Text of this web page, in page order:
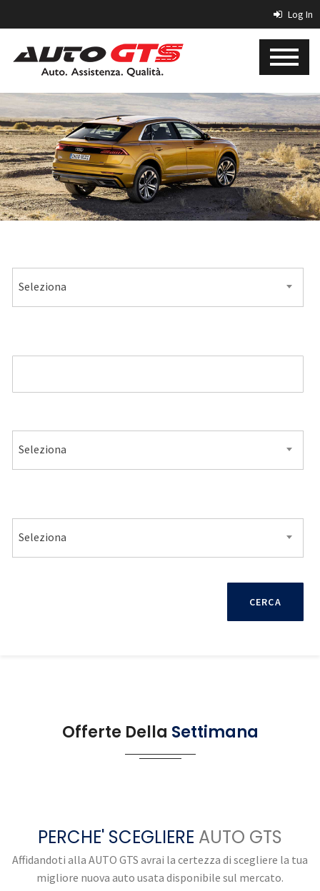
Log In
Seleziona
Seleziona
Seleziona
Offerte Della Settimana
PERCHE' SCEGLIERE AUTO GTS
Affidandoti alla AUTO GTS avrai la certezza di scegliere la tua
migliore nuova auto usata disponibile sul mercato.